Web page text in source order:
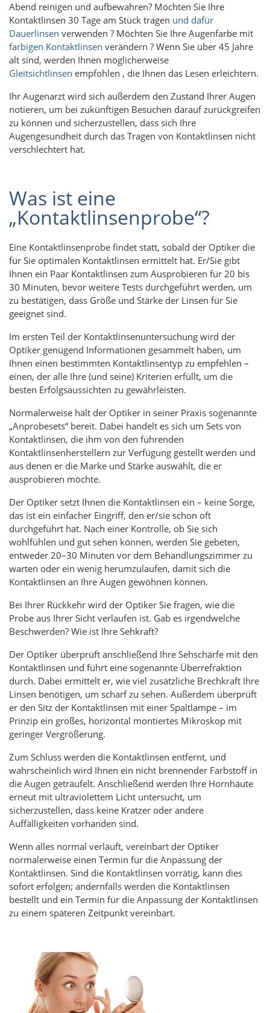
Abend reinigen und aufbewahren? Möchten Sie Ihre
Kontaktlinsen 30 Tage am Stück tragen und dafür
Dauerlinsen verwenden ? Möchten Sie Ihre Augenfarbe mit
farbigen Kontaktlinsen verändern ? Wenn Sie über 45 Jahre
alt sind, werden Ihnen möglicherweise
Gleitsichtlinsen empfohlen , die Ihnen das Lesen erleichtern.
Ihr Augenarzt wird sich außerdem den Zustand Ihrer Augen
notieren, um bei zukünftigen Besuchen darauf zurückgreifen
zu können und sicherzustellen, dass sich Ihre
Augengesundheit durch das Tragen von Kontaktlinsen nicht
verschlechtert hat.
Was ist eine
„Kontaktlinsenprobe“?
Eine Kontaktlinsenprobe findet statt, sobald der Optiker die
für Sie optimalen Kontaktlinsen ermittelt hat. Er/Sie gibt
Ihnen ein Paar Kontaktlinsen zum Ausprobieren für 20 bis
30 Minuten, bevor weitere Tests durchgeführt werden, um
zu bestätigen, dass Größe und Stärke der Linsen für Sie
geeignet sind.
Im ersten Teil der Kontaktlinsenuntersuchung wird der
Optiker genügend Informationen gesammelt haben, um
Ihnen einen bestimmten Kontaktlinsentyp zu empfehlen –
einen, der alle Ihre (und seine) Kriterien erfüllt, um die
besten Erfolgsaussichten zu gewährleisten.
Normalerweise hält der Optiker in seiner Praxis sogenannte
„Anprobesets“ bereit. Dabei handelt es sich um Sets von
Kontaktlinsen, die ihm von den führenden
Kontaktlinsenherstellern zur Verfügung gestellt werden und
aus denen er die Marke und Stärke auswählt, die er
ausprobieren möchte.
Der Optiker setzt Ihnen die Kontaktlinsen ein – keine Sorge,
das ist ein einfacher Eingriff, den er/sie schon oft
durchgeführt hat. Nach einer Kontrolle, ob Sie sich
wohlfühlen und gut sehen können, werden Sie gebeten,
entweder 20–30 Minuten vor dem Behandlungszimmer zu
warten oder ein wenig herumzulaufen, damit sich die
Kontaktlinsen an Ihre Augen gewöhnen können.
Bei Ihrer Rückkehr wird der Optiker Sie fragen, wie die
Probe aus Ihrer Sicht verlaufen ist. Gab es irgendwelche
Beschwerden? Wie ist Ihre Sehkraft?
Der Optiker überprüft anschließend Ihre Sehschärfe mit den
Kontaktlinsen und führt eine sogenannte Überrefraktion
durch. Dabei ermittelt er, wie viel zusätzliche Brechkraft Ihre
Linsen benötigen, um scharf zu sehen. Außerdem überprüft
er den Sitz der Kontaktlinsen mit einer Spaltlampe – im
Prinzip ein großes, horizontal montiertes Mikroskop mit
geringer Vergrößerung.
Zum Schluss werden die Kontaktlinsen entfernt, und
wahrscheinlich wird Ihnen ein nicht brennender Farbstoff in
die Augen geträufelt. Anschließend werden Ihre Hornhäute
erneut mit ultraviolettem Licht untersucht, um
sicherzustellen, dass keine Kratzer oder andere
Auffälligkeiten vorhanden sind.
Wenn alles normal verläuft, vereinbart der Optiker
normalerweise einen Termin für die Anpassung der
Kontaktlinsen. Sind die Kontaktlinsen vorrätig, kann dies
sofort erfolgen; andernfalls werden die Kontaktlinsen
bestellt und ein Termin für die Anpassung der Kontaktlinsen
zu einem späteren Zeitpunkt vereinbart.